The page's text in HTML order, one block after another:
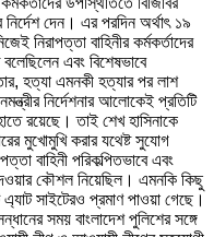
নির্দেশ দেন। এর পরদিন অর্থাৎ ১৯
নিরাপত্তা বাহিনীর কর্মকর্তাদের
এবং বিশেষভাবে
হত্যা এমনকী হত্যার পর লাশ
নির্দেশনার আলোকেই প্রতিটি
রয়েছে। তাই শেখ হাসিনাকে
মুখোমুখি করার যথেষ্ট সুযোগ
বাহিনী পরিকল্পিতভাবে এবং
কৌশল নিয়েছিল। এমনকি কিছু
সাইটেরও প্রমাণ পাওয়া গেছে।
সময় বাংলাদেশ পুলিশের সঙ্গে